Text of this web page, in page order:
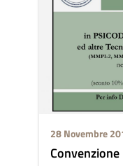
28 Novembre